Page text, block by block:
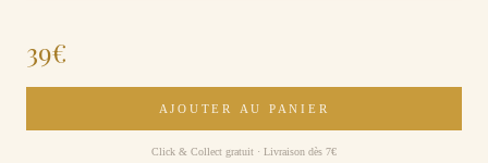
39€
AJOUTER AU PANIER
Click & Collect gratuit · Livraison dès 7€